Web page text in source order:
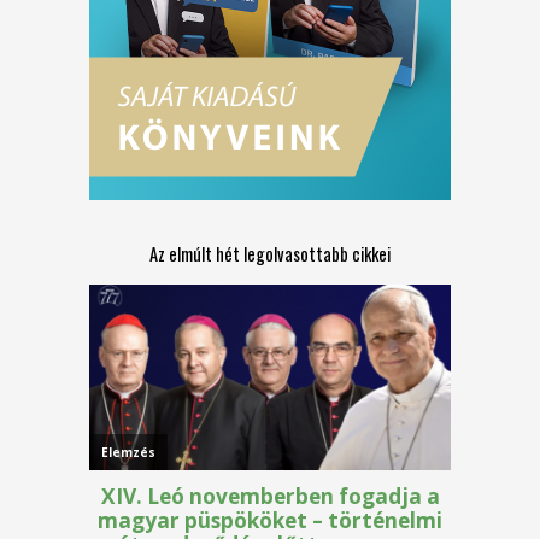
Az elmúlt hét legolvasottabb cikkei